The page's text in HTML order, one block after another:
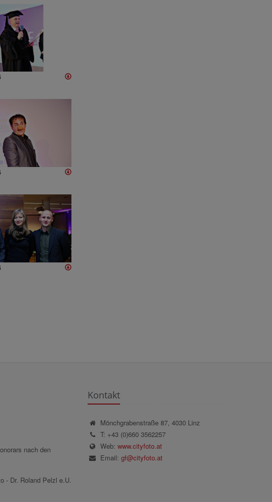
nach den
- Dr. Roland Pelzl e.U.
Kontakt
Mönchgrabenstraße 87, 4030 Linz
T: +43 (0)660 3562257
Web: www.cityfoto.at
Email: gf@cityfoto.at